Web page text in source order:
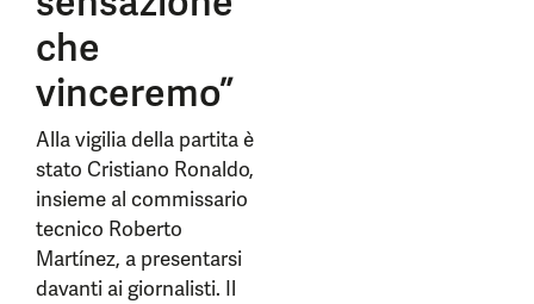
che
vinceremo”
Alla vigilia della partita è
stato Cristiano Ronaldo,
insieme al commissario
tecnico Roberto
Martínez, a presentarsi
davanti ai giornalisti. Il